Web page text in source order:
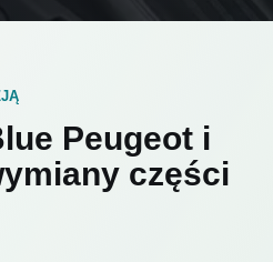
Peugeot i
części